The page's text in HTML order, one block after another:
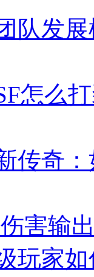
队发
怎么
传奇
害输
玩家